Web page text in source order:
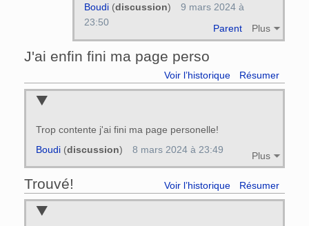
Parent Plus
Boudi(discussion)
9 mars 2024 à
23:50
J'ai enfin fini ma page perso
Voir l’historique Résumer
Trop contente j'ai fini ma page personelle!
Plus
Boudi(discussion) 8 mars 2024 à 23:49
Trouvé! Voir l’historique Résumer